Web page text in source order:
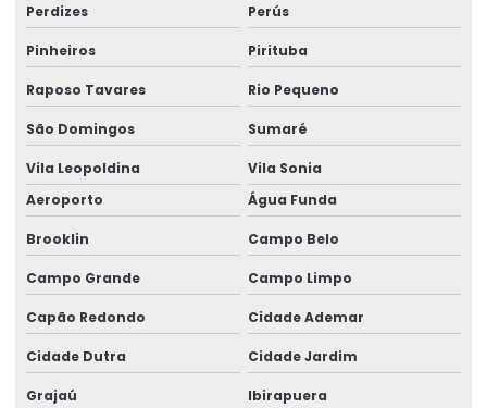
Empresa especializada em cálculo estrutural
Empresa Especializada Em Projeto Estrutural
Empresa especializada em estrutura metálica
Empresa de projeto estrutural
Empresa de projetos de engenharia civil
Engenharia civil laudo estrutural
Engenharia Civil Projeto Estrutural
Engenharia Estrutural
Engenharia Turnkey Para Galpões
Perdizes Perús
Pinheiros Pirituba
Raposo Tavares Rio Pequeno
São Domingos Sumaré
Vila Leopoldina
Vila Sonia
Aeroporto
Água Funda
Brooklin Campo Belo
Campo Grande Campo Limpo
Capão Redondo Cidade Ademar
Cidade Dutra Cidade Jardim
Grajaú Ibirapuera